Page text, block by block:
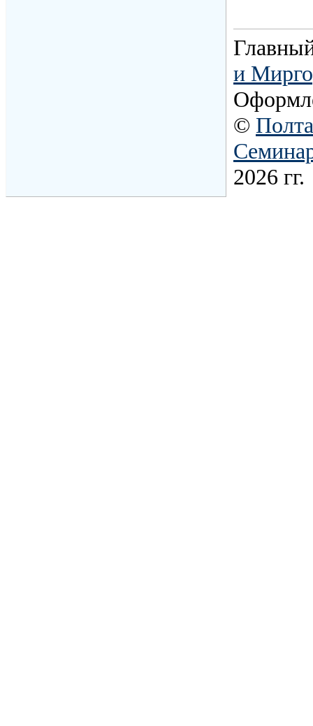
и
©
2026 гг.